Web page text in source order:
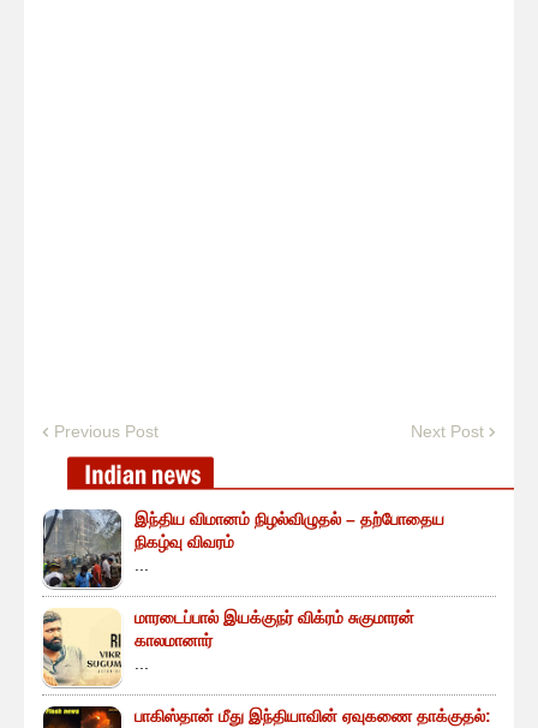
Previous Post Next Post
இந்திய விமானம் நிழல்விழுதல் – தற்போதைய
நிகழ்வு விவரம்
...
மாரடைப்பால் இயக்குநர் விக்ரம் சுகுமாரன்
காலமானார்
...
பாகிஸ்தான் மீது இந்தியாவின் ஏவுகணை தாக்குதல்: